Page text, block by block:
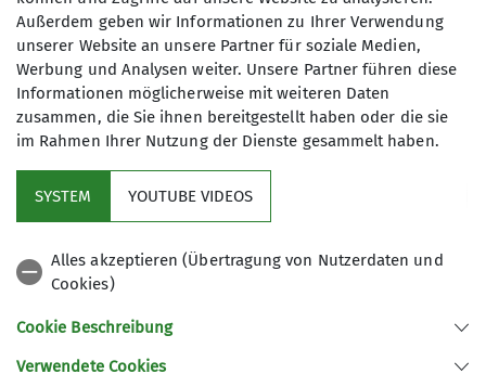
7
Außerdem geben wir Informationen zu Ihrer Verwendung
unserer Website an unsere Partner für soziale Medien,
Werbung und Analysen weiter. Unsere Partner führen diese
Informationen möglicherweise mit weiteren Daten
zusammen, die Sie ihnen bereitgestellt haben oder die sie
im Rahmen Ihrer Nutzung der Dienste gesammelt haben.
SYSTEM YOUTUBE VIDEOS
Alles akzeptieren (Übertragung von Nutzerdaten und
Cookies)
Cookie Beschreibung
Verwendete Cookies